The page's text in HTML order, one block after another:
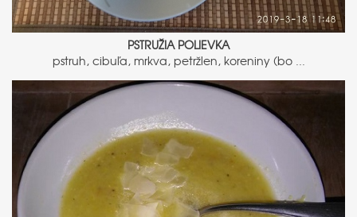
PSTRUŽIA POLIEVKA
pstruh, cibuľa, mrkva, petržlen, koreniny (bo ...